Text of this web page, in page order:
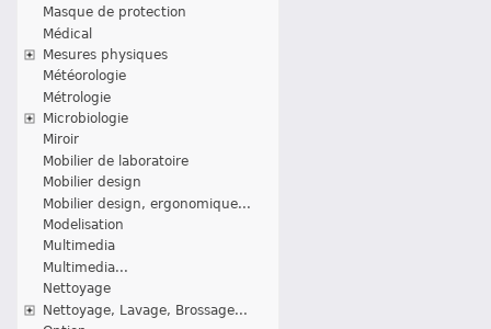
Masque de protection
Médical
Mesures physiques
Météorologie
Métrologie
Microbiologie
Miroir
Mobilier de laboratoire
Mobilier design
Mobilier design, ergonomique...
Modelisation
Multimedia
Multimedia...
Nettoyage
Nettoyage, Lavage, Brossage...